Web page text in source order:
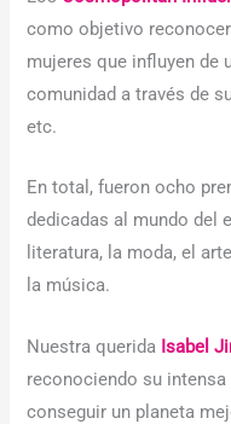
como objetivo
mujeres que influyen de
comunidad a través de
etc.
En total, fueron ocho
dedicadas al mundo del
literatura, la moda, el
la música.
Nuestra querida Isabel
reconociendo su
conseguir un planeta